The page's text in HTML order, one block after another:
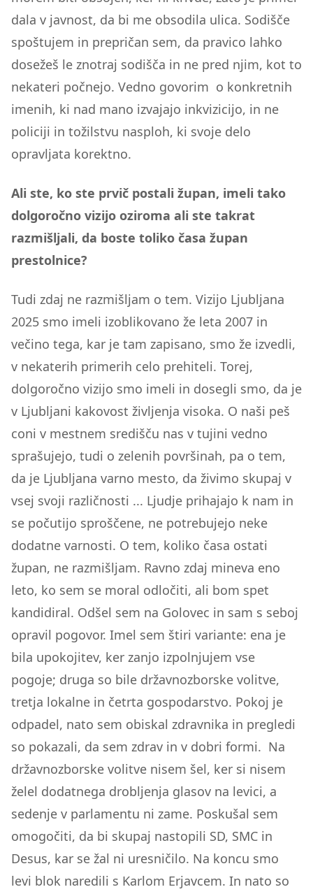
dala v javnost, da bi me obsodila ulica. Sodišče
spoštujem in prepričan sem, da pravico lahko
dosežeš le znotraj sodišča in ne pred njim, kot to
nekateri počnejo. Vedno govorim o konkretnih
imenih, ki nad mano izvajajo inkvizicijo, in ne
policiji in tožilstvu nasploh, ki svoje delo
opravljata korektno.
Ali ste, ko ste prvič postali župan, imeli tako
dolgoročno vizijo oziroma ali ste takrat
razmišljali, da boste toliko časa župan
prestolnice?
Tudi zdaj ne razmišljam o tem. Vizijo Ljubljana
2025 smo imeli izoblikovano že leta 2007 in
večino tega, kar je tam zapisano, smo že izvedli,
v nekaterih primerih celo prehiteli. Torej,
dolgoročno vizijo smo imeli in dosegli smo, da je
v Ljubljani kakovost življenja visoka. O naši peš
coni v mestnem središču nas v tujini vedno
sprašujejo, tudi o zelenih površinah, pa o tem,
da je Ljubljana varno mesto, da živimo skupaj v
vsej svoji različnosti ... Ljudje prihajajo k nam in
se počutijo sproščene, ne potrebujejo neke
dodatne varnosti. O tem, koliko časa ostati
župan, ne razmišljam. Ravno zdaj mineva eno
leto, ko sem se moral odločiti, ali bom spet
kandidiral. Odšel sem na Golovec in sam s seboj
opravil pogovor. Imel sem štiri variante: ena je
bila upokojitev, ker zanjo izpolnjujem vse
pogoje; druga so bile državnozborske volitve,
tretja lokalne in četrta gospodarstvo. Pokoj je
odpadel, nato sem obiskal zdravnika in pregledi
so pokazali, da sem zdrav in v dobri formi. Na
državnozborske volitve nisem šel, ker si nisem
želel dodatnega drobljenja glasov na levici, a
sedenje v parlamentu ni zame. Poskušal sem
omogočiti, da bi skupaj nastopili SD, SMC in
Desus, kar se žal ni uresničilo. Na koncu smo
levi blok naredili s Karlom Erjavcem. In nato so